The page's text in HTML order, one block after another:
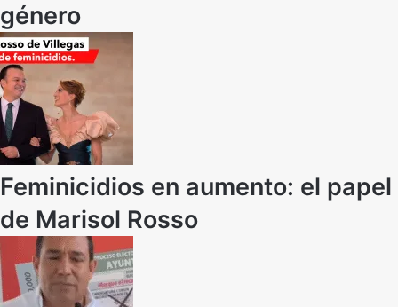
género
Feminicidios en aumento: el papel
de Marisol Rosso